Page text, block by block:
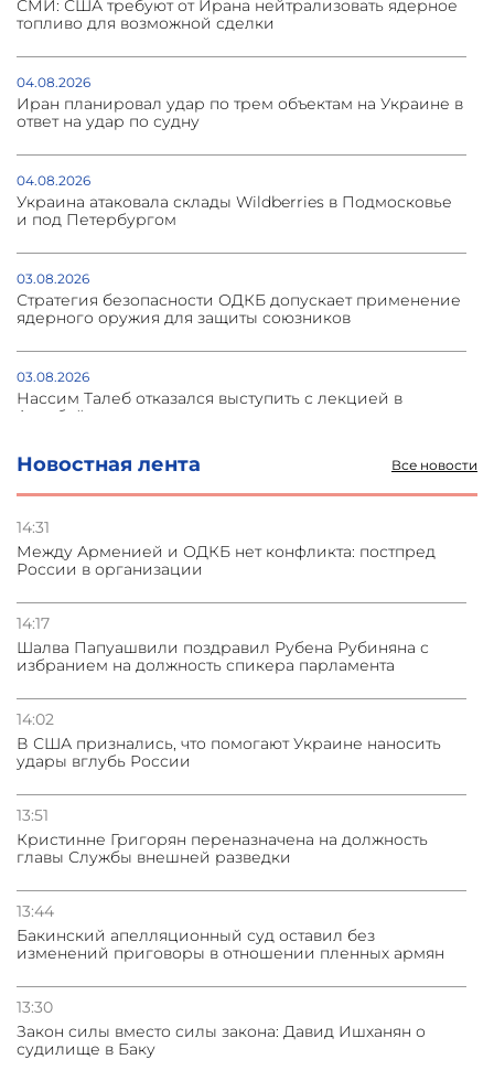
Новостная лента Все новости
14:31
Между Арменией и ОДКБ нет конфликта: постпред
России в организации
14:17
Шалва Папуашвили поздравил Рубена Рубиняна с
избранием на должность спикера парламента
14:02
В США признались, что помогают Украине наносить
удары вглубь России
13:51
Кристинне Григорян переназначена на должность
главы Службы внешней разведки
13:44
Бакинский апелляционный суд оставил без
изменений приговоры в отношении пленных армян
13:30
Закон силы вместо силы закона: Давид Ишханян о
судилище в Баку
СМИ: США требуют от Ирана нейтрализовать ядерное
топливо для возможной сделки
04.08.2026
Иран планировал удар по трем объектам на Украине в
ответ на удар по судну
04.08.2026
Украина атаковала склады Wildberries в Подмосковье
и под Петербургом
03.08.2026
Стратегия безопасности ОДКБ допускает применение
ядерного оружия для защиты союзников
03.08.2026
Нассим Талеб отказался выступить с лекцией в
Азербайджане
31.07.2026
Сотрудничество и очереди – детали визита главы
31.07.2026
31.07.2026
условии прекращения огня